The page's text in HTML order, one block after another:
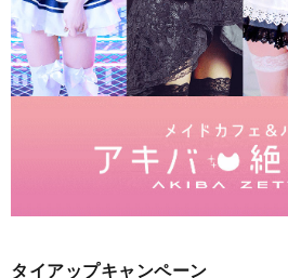
タイアップキャンペーン